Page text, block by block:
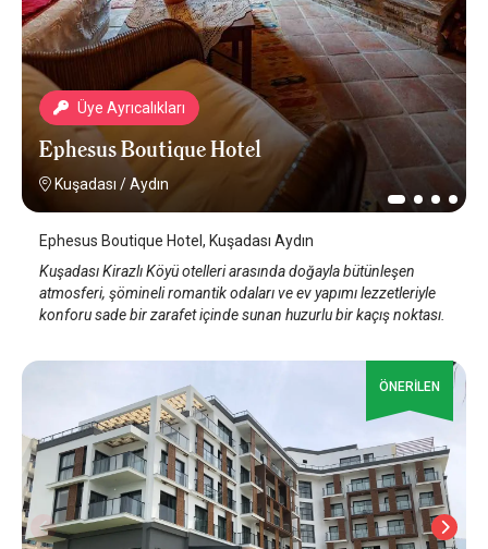
Üye Ayrıcalıkları
Ephesus Boutique Hotel
Kuşadası /Aydın
Ephesus Boutique Hotel, Kuşadası Aydın
Kuşadası Kirazlı Köyü otelleri arasında doğayla bütünleşen
atmosferi, şömineli romantik odaları ve ev yapımı lezzetleriyle
konforu sade bir zarafet içinde sunan huzurlu bir kaçış noktası.
ÖNERİLEN